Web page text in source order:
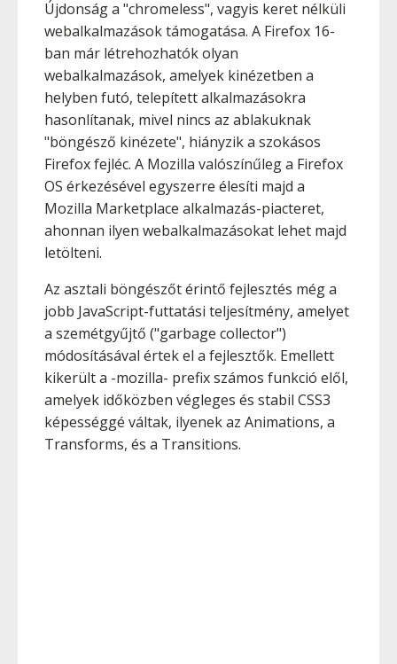
Újdonság a "chromeless", vagyis keret nélküli
webalkalmazások támogatása. A Firefox 16-
ban már létrehozhatók olyan
webalkalmazások, amelyek kinézetben a
helyben futó, telepített alkalmazásokra
hasonlítanak, mivel nincs az ablakuknak
"böngésző kinézete", hiányzik a szokásos
Firefox fejléc. A Mozilla valószínűleg a Firefox
OS érkezésével egyszerre élesíti majd a
Mozilla Marketplace alkalmazás-piacteret,
ahonnan ilyen webalkalmazásokat lehet majd
letölteni.
Az asztali böngészőt érintő fejlesztés még a
jobb JavaScript-futtatási teljesítmény, amelyet
a szemétgyűjtő ("garbage collector")
módosításával értek el a fejlesztők. Emellett
kikerült a -mozilla- prefix számos funkció elől,
amelyek időközben végleges és stabil CSS3
képességgé váltak, ilyenek az Animations, a
Transforms, és a Transitions.